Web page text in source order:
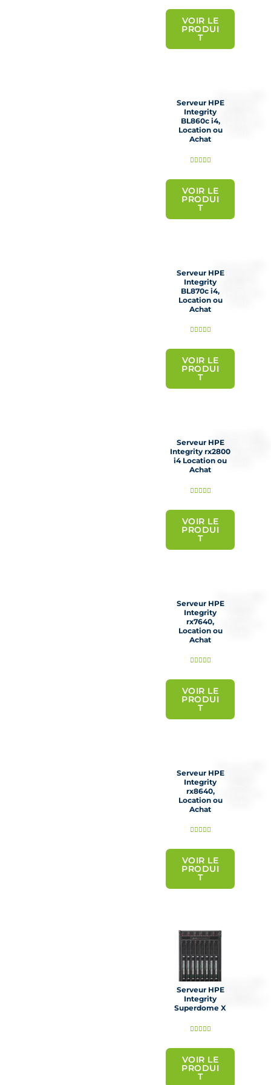
é
5
5
VOIR LE
PRODUI
T
Serveur HPE
Integrity
BL860c i4,
Location ou
Achat
N
é
5
VOIR LE
PRODUI
T
Serveur HPE
Integrity
BL870c i4,
Location ou
Achat
    N
é
5
VOIR LE
PRODUI
T
Serveur HPE
Integrity rx2800
i4 Location ou
Achat
N
é
5
VOIR LE
PRODUI
T
Serveur HPE
Integrity
rx7640,
Location ou
Achat
N
é
5
VOIR LE
PRODUI
T
Serveur HPE
Integrity
rx8640,
Location ou
Achat
    N
é
5
r
VOIR LE
PRODUI
T
Serveur HPE
Integrity
Superdome X
N
é
VOIR LE
PRODUI
T